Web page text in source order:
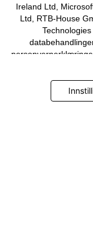
Ireland Ltd,
Ltd, RTB-House